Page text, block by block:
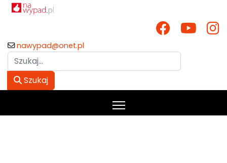
nawypad@onet.pl
Szukaj
Szukaj